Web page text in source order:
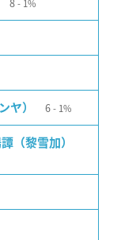
1%
ヤ） 6 1%
（黎雪加）